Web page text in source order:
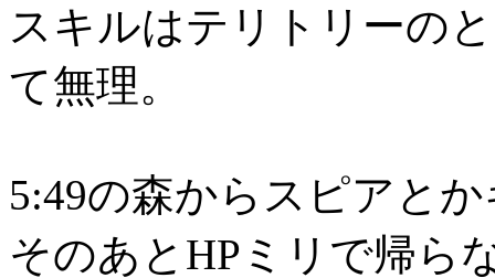
スキルはテリトリーの
て無理。
5:49の森からスピアと
そのあとHPミリで帰ら